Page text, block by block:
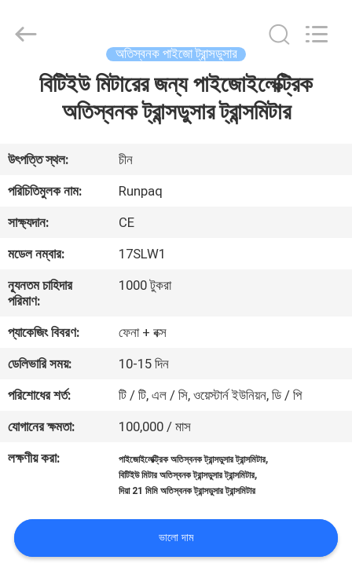
আমাদের
সম্পর্কে
কারখানা
ভ্রমণ
মান
নিয়ন্ত্রণ
যোগাযোগ
করুন
উদ্ধৃতির
অতিস্বনক পাইজো ট্রান্সডুসার
বিটিইউ মিটারের জন্য পাইজোইলেক্ট্রিক
অতিস্বনক ট্রান্সডুসার ট্রান্সমিটার
উৎপত্তি স্থল:
চীন
পরিচিতিমুলক নাম:
Runpaq
সাক্ষ্যদান:
CE
মডেল নম্বার:
17SLW1
ন্যূনতম চাহিদার
পরিমাণ:
1000 টুকরা
প্যাকেজিং বিবরণ:
ফেনা + বক্স
ডেলিভারি সময়:
10-15 দিন
পরিশোধের শর্ত:
টি / টি, এল / সি, ওয়েস্টার্ন ইউনিয়ন, ডি / পি
যোগানের ক্ষমতা:
100,000 / মাস
লক্ষণীয় করা:
পাইজোইলেক্ট্রিক অতিস্বনক ট্রান্সডুসার ট্রান্সমিটার,
বিটিইউ মিটার অতিস্বনক ট্রান্সডুসার ট্রান্সমিটার,
দিয়া 21 মিমি অতিস্বনক ট্রান্সডুসার ট্রান্সমিটার
ভালো দাম